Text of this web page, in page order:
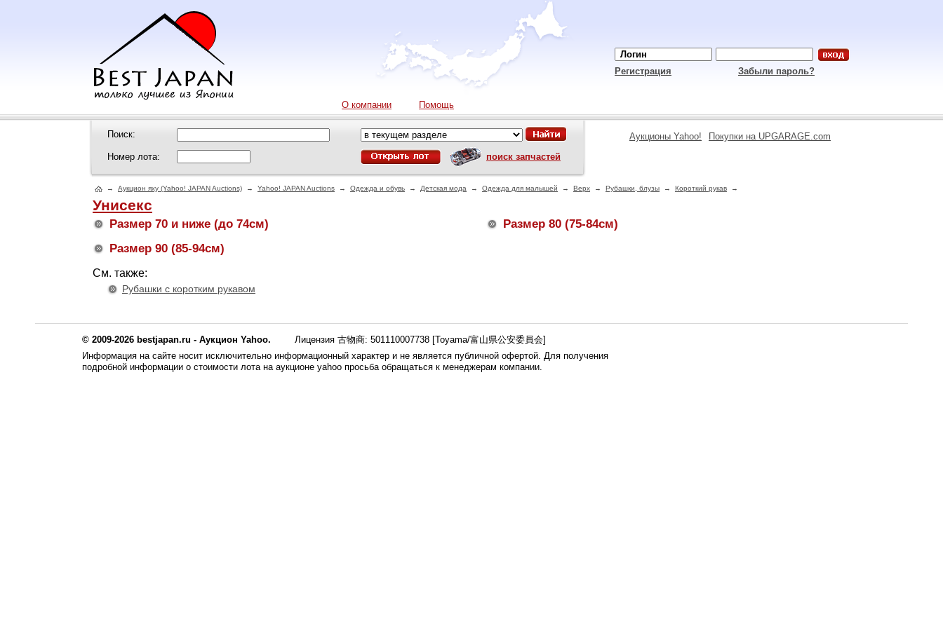
Регистрация Забыли пароль?
О компании Помощь
Поиск:
Номер лота: поиск запчастей
Аукционы Yahoo! Покупки на UPGARAGE.com
→ Аукцион яху (Yahoo! JAPAN Auctions) → Yahoo! JAPAN Auctions → Одежда и обувь → Детская мода → Одежда для малышей → Верх → Рубашки, блузы → Короткий рукав →
Унисекс
Размер 70 и ниже (до 74см)
Размер 80 (75-84см)
Размер 90 (85-94см)
См. также:
Рубашки с коротким рукавом
© 2009-2026 bestjapan.ru - Аукцион Yahoo.
Лицензия 古物商: 501110007738 [Toyama/富山県公安委員会]
Информация на сайте носит исключительно информационный характер и не является публичной офертой. Для получения
подробной информации о стоимости лота на аукционе yahoo просьба обращаться к менеджерам компании.